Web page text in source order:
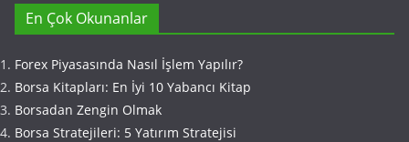
En Çok Okunanlar
Forex Piyasasında Nasıl İşlem Yapılır?
Borsa Kitapları: En İyi 10 Yabancı Kitap
Borsadan Zengin Olmak
Borsa Stratejileri: 5 Yatırım Stratejisi